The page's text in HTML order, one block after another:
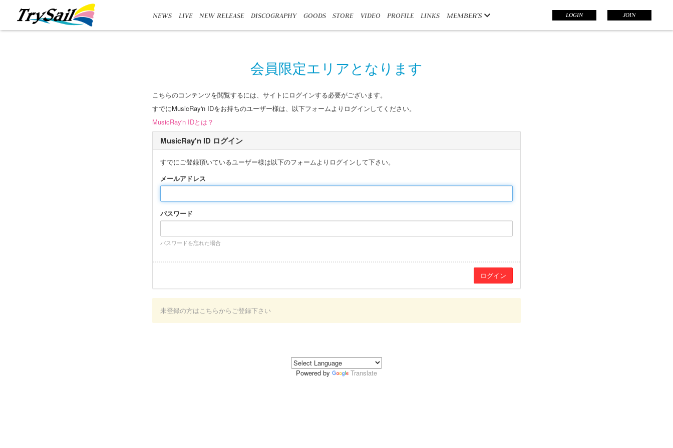
NEWS LIVE NEW RELEASE DISCOGRAPHY GOODS STORE VIDEO PROFILE LINKS MEMBER’S LOGIN JOIN
会員限定エリアとなります
こちらのコンテンツを閲覧するには、サイトにログインする必要がございます。
すでにMusicRay'n IDをお持ちのユーザー様は、以下フォームよりログインしてください。
MusicRay'n IDとは？
MusicRay'n ID ログイン
すでにご登録頂いているユーザー様は以下のフォームよりログインして下さい。
メールアドレス
パスワード
パスワードを忘れた場合
未登録の方はこちらからご登録下さい
Powered by Translate